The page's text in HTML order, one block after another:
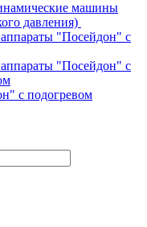
машины
давления)
"Посейдон" с
"Посейдон" с
с подогревом